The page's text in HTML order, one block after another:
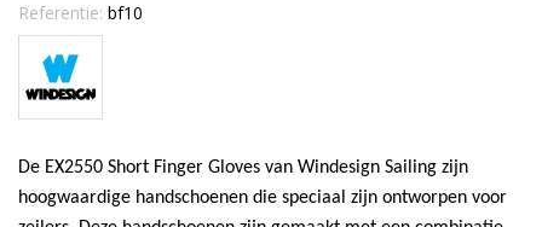
Referentie: bf10
De EX2550 Short Finger Gloves van Windesign Sailing zijn
hoogwaardige handschoenen die speciaal zijn ontworpen voor